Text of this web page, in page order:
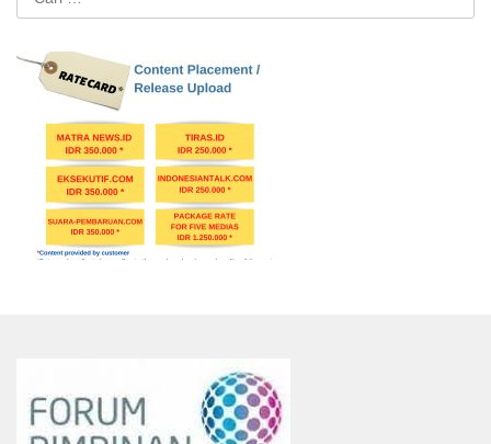
untuk: